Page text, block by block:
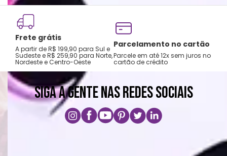
Frete grátis
A partir de R$ 199,90 para Sul e
Sudeste e R$ 259,90 para Norte,
Nordeste e Centro-Oeste
Parcelamento no cartão
Parcele em até 12x sem juros no
cartão de crédito
SIGA A GENTE NAS REDES SOCIAIS